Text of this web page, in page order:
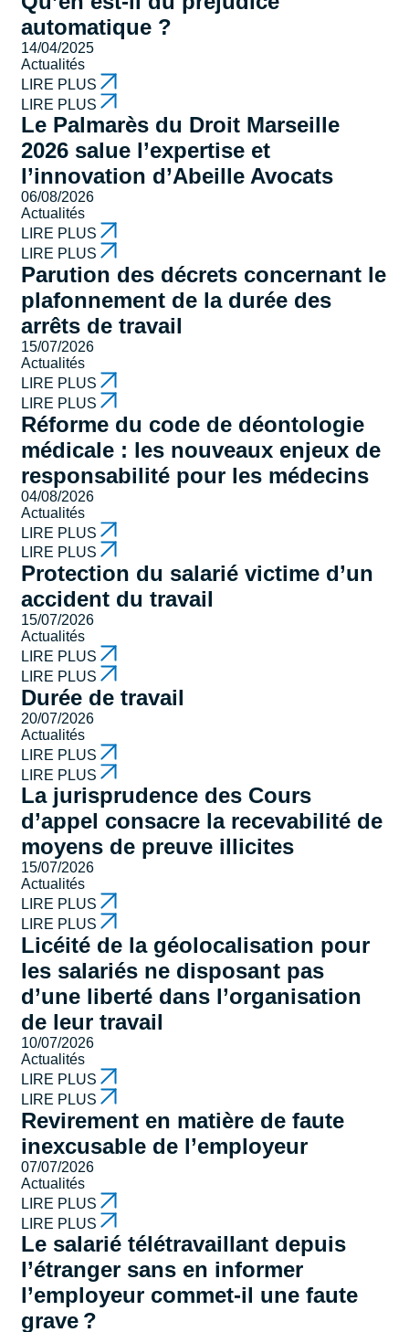
automatique ?
14/04/2025
Actualités
LIRE PLUS
LIRE PLUS
Le Palmarès du Droit Marseille
2026 salue l’expertise et
l’innovation d’Abeille Avocats
06/08/2026
Actualités
LIRE PLUS
LIRE PLUS
Parution des décrets concernant le
plafonnement de la durée des
arrêts de travail
15/07/2026
Actualités
LIRE PLUS
LIRE PLUS
Réforme du code de déontologie
médicale : les nouveaux enjeux de
responsabilité pour les médecins
04/08/2026
Actualités
LIRE PLUS
LIRE PLUS
Protection du salarié victime d’un
accident du travail
15/07/2026
Actualités
LIRE PLUS
LIRE PLUS
Durée de travail
20/07/2026
Actualités
LIRE PLUS
LIRE PLUS
La jurisprudence des Cours
d’appel consacre la recevabilité de
moyens de preuve illicites
15/07/2026
Actualités
LIRE PLUS
LIRE PLUS
Licéité de la géolocalisation pour
les salariés ne disposant pas
d’une liberté dans l’organisation
de leur travail
10/07/2026
Actualités
LIRE PLUS
LIRE PLUS
Revirement en matière de faute
inexcusable de l’employeur
07/07/2026
Actualités
LIRE PLUS
LIRE PLUS
Le salarié télétravaillant depuis
l’étranger sans en informer
l’employeur commet-il une faute
grave ?